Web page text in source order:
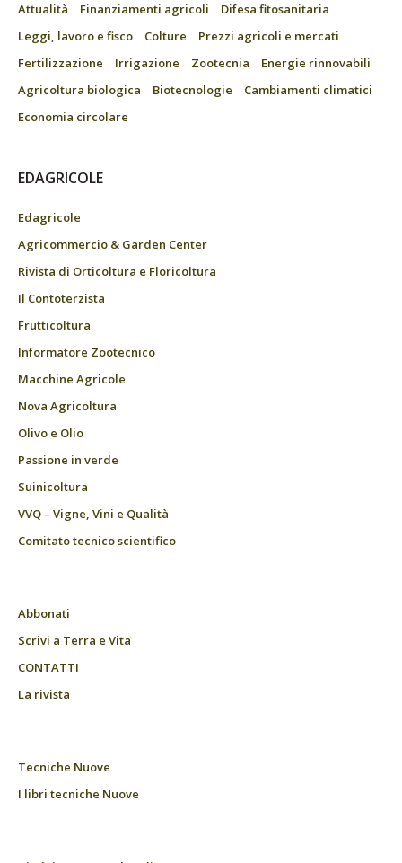
Attualità Finanziamenti agricoli
Difesa fitosanitaria
Leggi, lavoro e fisco
Colture
Prezzi agricoli e mercati
Fertilizzazione
Irrigazione Zootecnia
Energie rinnovabili
Agricoltura biologica
Biotecnologie
Cambiamenti climatici
Economia circolare
EDAGRICOLE
Edagricole
Agricommercio & Garden Center
Rivista di Orticoltura e Floricoltura
Il Contoterzista
Frutticoltura
Informatore Zootecnico
Macchine Agricole
Nova Agricoltura
Olivo e Olio
Passione in verde
Suinicoltura
VVQ – Vigne, Vini e Qualità
Comitato tecnico scientifico
Abbonati
Scrivi a Terra e Vita
CONTATTI
La rivista
Tecniche Nuove
I libri tecniche Nuove